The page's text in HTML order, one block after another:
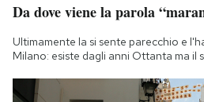
Da dove viene la parola
Ultimamente la si sente parecchio e
Milano: esiste dagli anni Ottanta ma il